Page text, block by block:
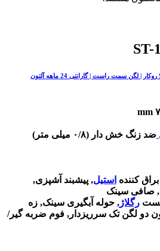
ضد زنگ خش دار (۰/۸ میلی متر)
کننده استیل, پیشبند آشپزی,
صافی سینک
رگلاژ, حوله آبگیری سینک, زه
دو لگن تک سرریزدار, فوم ضربه گیر/